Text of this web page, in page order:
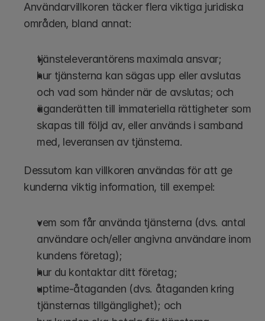
Användarvillkoren täcker flera viktiga juridiska
områden, bland annat:
tjänsteleverantörens maximala ansvar;
hur tjänsterna kan sägas upp eller avslutas
och vad som händer när de avslutas; och
äganderätten till immateriella rättigheter som
skapas till följd av, eller används i samband
med, leveransen av tjänsterna.
Dessutom kan villkoren användas för att ge
kunderna viktig information, till exempel:
vem som får använda tjänsterna (dvs. antal
användare och/eller angivna användare inom
kundens företag);
hur du kontaktar ditt företag;
uptime-åtaganden (dvs. åtaganden kring
tjänsternas tillgänglighet); och